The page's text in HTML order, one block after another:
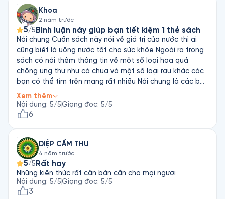
Khoa
2 năm trước
5/5 Bình luận này giúp bạn tiết kiệm 1 thẻ sách
Nói chung Cuốn sách này nói về giá trị của nước thì ai
cũng biết là uống nước tốt cho sức khỏe Ngoài ra trong
sách có nói thêm thông tin về một số loại hoa quả
chống ung thư như cà chua và một số loại rau khác các
bạn có thể tìm trên mạng rất nhiều Nói chung là các bạn
không nên mua một thẻ sách cho cuốn sách này vì toàn
những kiến thức trên mạng cũng đầy ra chả có gì mới cả
Xem thêm
Nội dung: 5/5Giọng đọc: 5/5
6
DIỆP CẨM THU
4 năm trước
5/5 Rất hay
Những kiến thức rất căn bản cần cho mọi ngươi
Nội dung: 5/5Giọng đọc: 5/5
3